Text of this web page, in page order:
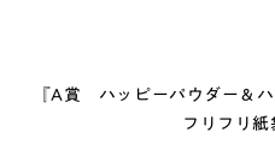
『A賞 ハッピーパウダー＆
フリフリ紙